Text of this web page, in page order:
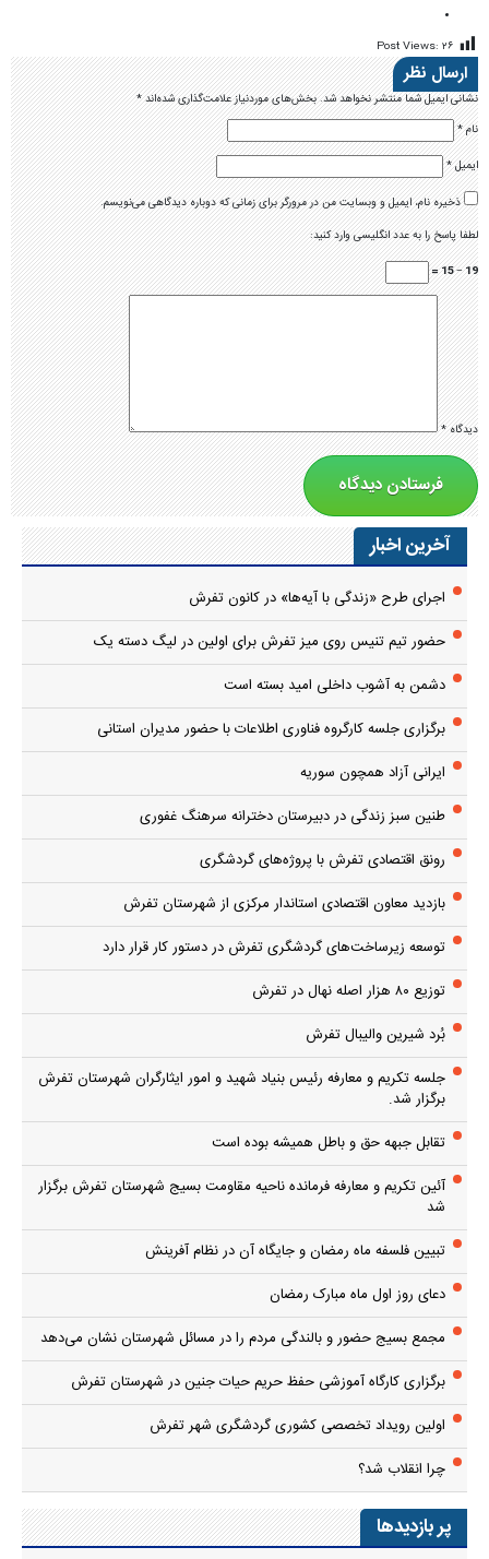
Post Views: ۲۶
ارسال نظر
نشانی ایمیل شما منتشر نخواهد شد.بخش‌های موردنیاز علامت‌گذاری شده‌اند*
نام*
ایمیل*
ذخیره نام، ایمیل و وبسایت من در مرورگر برای زمانی که دوباره دیدگاهی می‌نویسم.
لطفا پاسخ را به عدد انگلیسی وارد کنید:
19 − 15 =
دیدگاه*
آخرین اخبار
اجرای طرح «زندگی با آیه‌ها» در کانون تفرش
حضور تیم تنیس روی میز تفرش برای اولین در لیگ دسته یک
دشمن به آشوب داخلی امید بسته است
برگزاری جلسه کارگروه فناوری اطلاعات با حضور مدیران استانی
ایرانی آزاد همچون سوریه
طنین سبز زندگی در دبیرستان دخترانه سرهنگ غفوری
رونق اقتصادی تفرش با پروژه‌های گردشگری
بازدید معاون اقتصادی استاندار مرکزی از شهرستان تفرش
توسعه زیرساخت‌های گردشگری تفرش در دستور کار قرار دارد
توزیع ۸۰ هزار اصله نهال در تفرش
بُرد شیرین والیبال تفرش
جلسه تکریم و معارفه رئیس بنیاد شهید و امور ایثارگران شهرستان تفرش
برگزار شد.
تقابل جبهه حق و باطل همیشه بوده است
آئین تکریم و معارفه فرمانده ناحیه مقاومت بسیج شهرستان تفرش برگزار
شد
تبیین فلسفه ماه رمضان و جایگاه آن در نظام آفرینش
دعای روز اول ماه مبارک رمضان
مجمع بسیج حضور و بالندگی مردم را در مسائل شهرستان نشان می‌دهد
برگزاری کارگاه آموزشی حفظ حریم حیات جنین در شهرستان تفرش
اولین رویداد تخصصی کشوری گردشگری شهر تفرش
چرا انقلاب شد؟
پر بازدیدها